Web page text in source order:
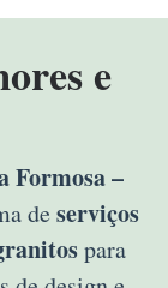
e
Formosa –
de serviços
para